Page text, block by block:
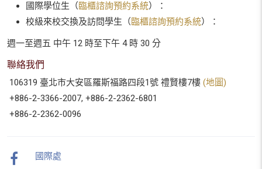
國際學位生（臨櫃諮詢預約系統）：
校級來校交換及訪問學生（臨櫃諮詢預約系統）：
週一至週五 中午 12 時至下午 4 時 30 分
聯絡我們
106319 臺北市大安區羅斯福路四段1號 禮賢樓7樓 (地圖)
+886-2-3366-2007, +886-2-2362-6801
+886-2-2362-0096
國際處